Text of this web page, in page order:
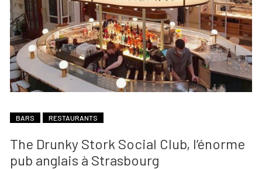
BARS RESTAURANTS
The Drunky Stork Social Club, l’énorme
pub anglais à Strasbourg